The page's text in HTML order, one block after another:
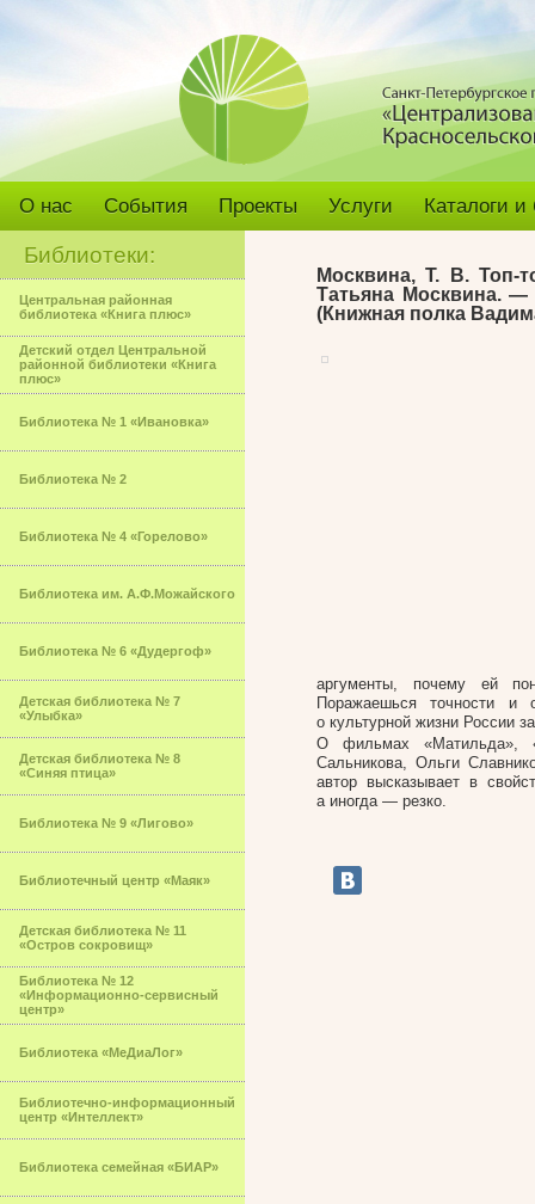
О нас События Проекты Услуги Каталоги
Библиотеки:
Центральная районная
библиотека «Книга плюс»
Детский отдел Центральной
районной библиотеки «Книга
плюс»
Библиотека № 1 «Ивановка»
Библиотека № 2
Библиотека № 4 «Горелово»
Библиотека им. А.Ф.Можайского
Библиотека № 6 «Дудергоф»
Детская библиотека № 7
«Улыбка»
Детская библиотека № 8
«Синяя птица»
Библиотека № 9 «Лигово»
Библиотечный центр «Маяк»
Детская библиотека № 11
«Остров сокровищ»
Библиотека № 12
«Информационно-сервисный
центр»
Библиотека «МеДиаЛог»
Библиотечно-информационный
центр «Интеллект»
Библиотека семейная «БИАР»
Москвина, Т. В. Топ-
Татьяна Москвина.
(Книжная полка
аргументы, почему ей
Поражаешься точности и
о культурной жизни России
О фильмах «Матильда»,
Сальникова, Ольги
автор высказывает в
а иногда — резко.